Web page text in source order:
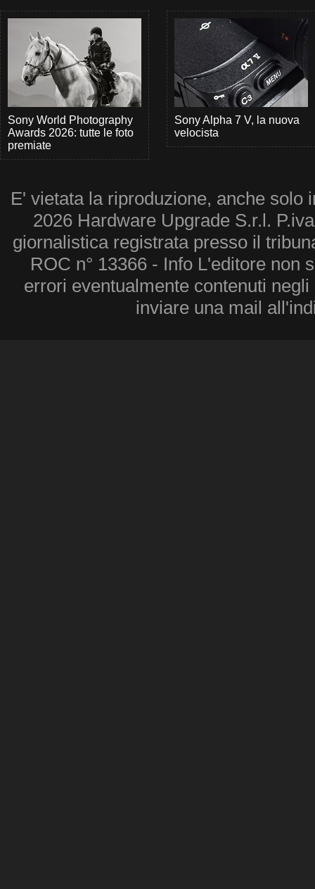
Sony World Photography
Awards 2026: tutte le foto
premiate
Sony Alpha 7 V, la nuova
velocista
E' vietata la riproduzione, anche solo
2026 Hardware Upgrade S.r.l.
giornalistica registrata presso il
ROC n° 13366 - Info L'editore non
errori eventualmente contenuti
inviare una mail